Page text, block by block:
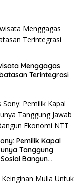
Menggagas
Terintegrasi
Pemilik Kapal
Tanggung
Bangun